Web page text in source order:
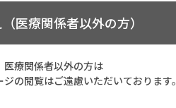
医療関係者以外の方）
医療関係者以外の方は
ジの閲覧はご遠慮いただいております。